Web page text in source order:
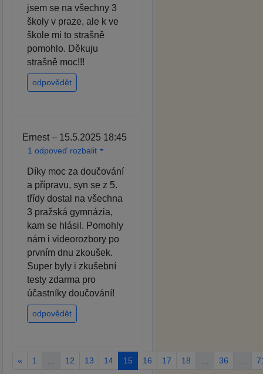
jsem se na všechny 3
školy v praze, ale k ve
škole mi to strašně
pomohlo. Děkuju
strašně moc!!!
odpovědět
Ernest – 15.5.2025 18:45
1 odpoveď rozbalit
Díky moc za doučování
a přípravu, syn se z 5.
třídy dostal na všechna
3 pražská gymnázia,
kam se hlásil. Pomohly
nám i videorozbory po
prvním dnu zkoušek.
Super byly i zkušební
testy zdarma pro
účastníky doučování!
odpovědět
« 1 12 13 14 15 16 17 18 36